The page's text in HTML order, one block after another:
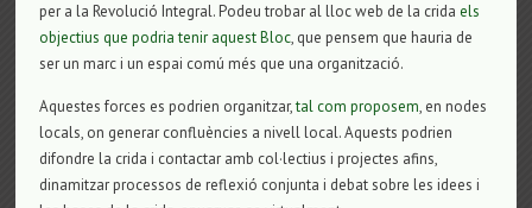
per a la Revolució Integral. Podeu trobar al lloc web de la cridaels
objectius que podria tenir aquest Bloc, que pensem que hauria de
ser un marc i un espai comú més que una organització.
Aquestes forces es podrien organitzar,tal com proposem, en nodes
locals, on generar confluències a nivell local. Aquests podrien
difondre la crida i contactar amb col·lectius i projectes afins,
dinamitzar processos de reflexió conjunta i debat sobre les idees i